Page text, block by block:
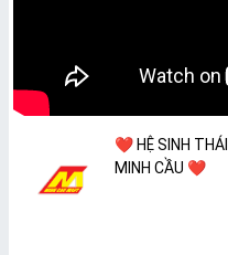
❤️ HỆ SINH THÁI
MINH CẦU ❤️